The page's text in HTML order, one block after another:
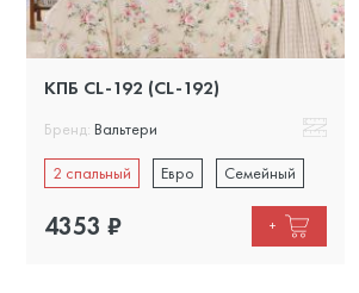
КПБ CL-192 (CL-192)
Бренд: Вальтери
2 спальный Евро Семейный
4353 ₽ +